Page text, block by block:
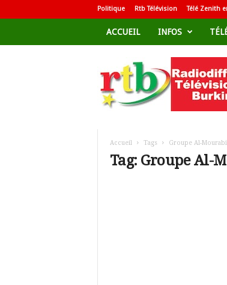
Politique Rtb Télévision Télé Zenith
ACCUEIL INFOS
d
i
Accueil Tags Groupe Al-
Tag: Groupe Al-